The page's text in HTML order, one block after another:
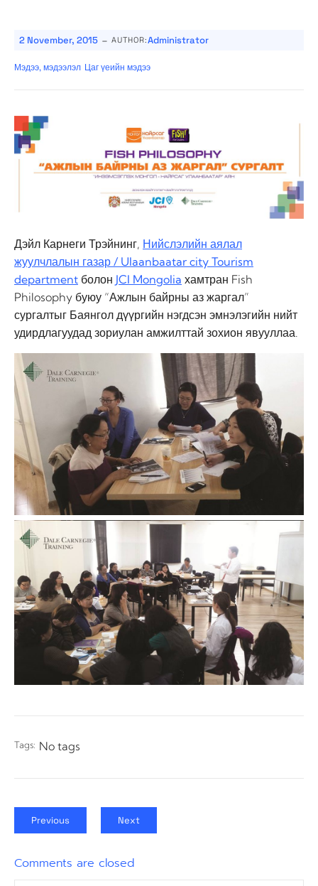
2 November, 2015 - AUTHOR:Administrator
Мэдээ, мэдээлэл Цаг үеийн мэдээ
Дэйл Карнеги Трэйнинг, Нийслэлийн аялал
жуулчлалын газар / Ulaanbaatar city Tourism
department болон JCI Mongolia хамтран Fish
Philosophy буюу “Ажлын байрны аз жаргал”
сургалтыг Баянгол дүүргийн нэгдсэн эмнэлэгийн нийт
удирдлагуудад зориулан амжилттай зохион явууллаа.
Tags: No tags
Previous Next
Comments are closed